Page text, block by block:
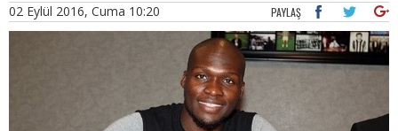
02 Eylül 2016, Cuma 10:20 PAYLAŞ